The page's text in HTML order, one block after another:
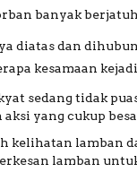
banyak
diatas dan
kesamaan
sedang tidak
aksi yang cukup
kelihatan lamban
lamban